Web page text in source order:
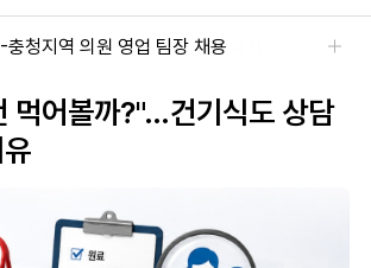
충청지역 의원 영업 팀장 채용
먹어볼까?"…건기식도 상담